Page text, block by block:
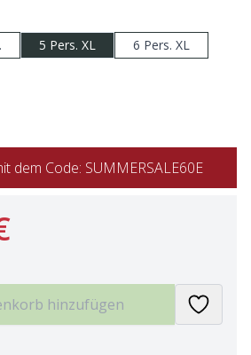
5 Pers. XL 6 Pers. XL
dem Code: SUMMERSALE60E
hinzufügen